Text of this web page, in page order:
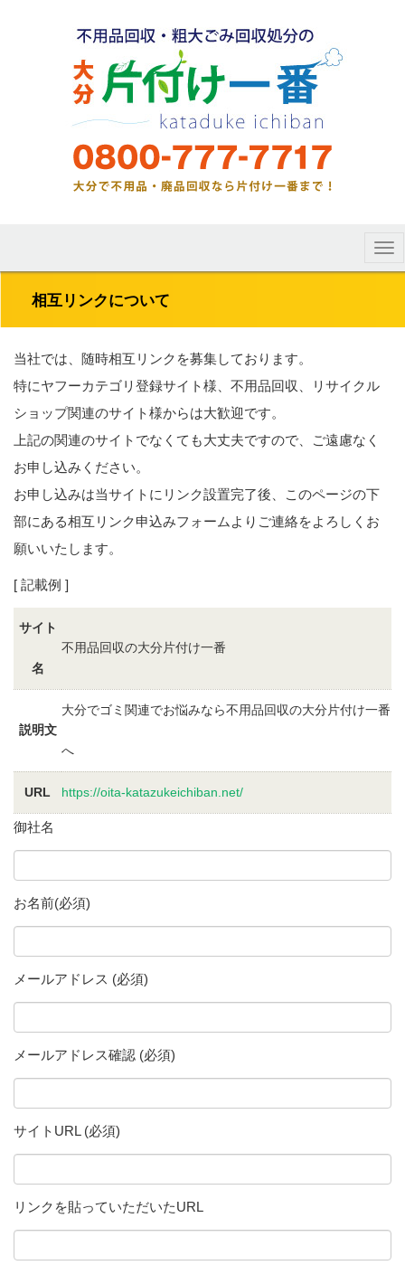
相互リンクについて
当社では、随時相互リンクを募集しております。
特にヤフーカテゴリ登録サイト様、不用品回収、リサイクル
ショップ関連のサイト様からは大歓迎です。
上記の関連のサイトでなくても大丈夫ですので、ご遠慮なく
お申し込みください。
お申し込みは当サイトにリンク設置完了後、このページの下
部にある相互リンク申込みフォームよりご連絡をよろしくお
願いいたします。
[ 記載例 ]
サイト
名
不用品回収の大分片付け一番
説明文
大分でゴミ関連でお悩みなら不用品回収の大分片付け一番
へ
URL https://oita-katazukeichiban.net/
御社名
お名前(必須)
メールアドレス (必須)
メールアドレス確認 (必須)
サイトURL (必須)
リンクを貼っていただいたURL